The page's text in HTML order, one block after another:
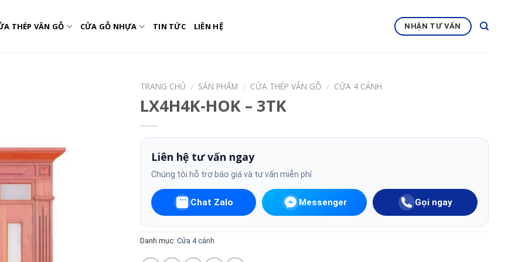
THÉP VÂN GỖ CỬA GỖ NHỰA TIN TỨC LIÊN HỆ NHẬN TƯ VẤN
TRANG CHỦ / SẢN PHẨM / CỬA THÉP VÂN GỖ / CỬA 4 CÁNH
LX4H4K-HOK – 3TK
Liên hệ tư vấn ngay
Chúng tôi hỗ trợ báo giá và tư vấn miễn phí
Chat Zalo Messenger Gọi ngay
Danh mục: Cửa 4 cánh